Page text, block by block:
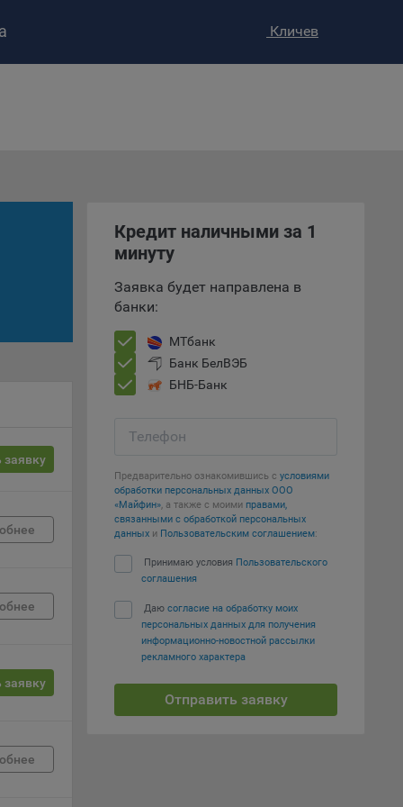
–
Кличев
заявку
заявку
Кредит наличными за 1
минуту
Заявка будет направлена в
банки:
МТбанк
Банк БелВЭБ
БНБ-Банк
Телефон
Предварительно ознакомившись с условиями
обработки персональных данных ООО
«Майфин», а также с моими правами,
связанными с обработкой персональных
данных и Пользовательским соглашением:
Принимаю условия Пользовательского
соглашения
Даю согласие на обработку моих
персональных данных для получения
информационно-новостной рассылки
рекламного характера
Отправить заявку